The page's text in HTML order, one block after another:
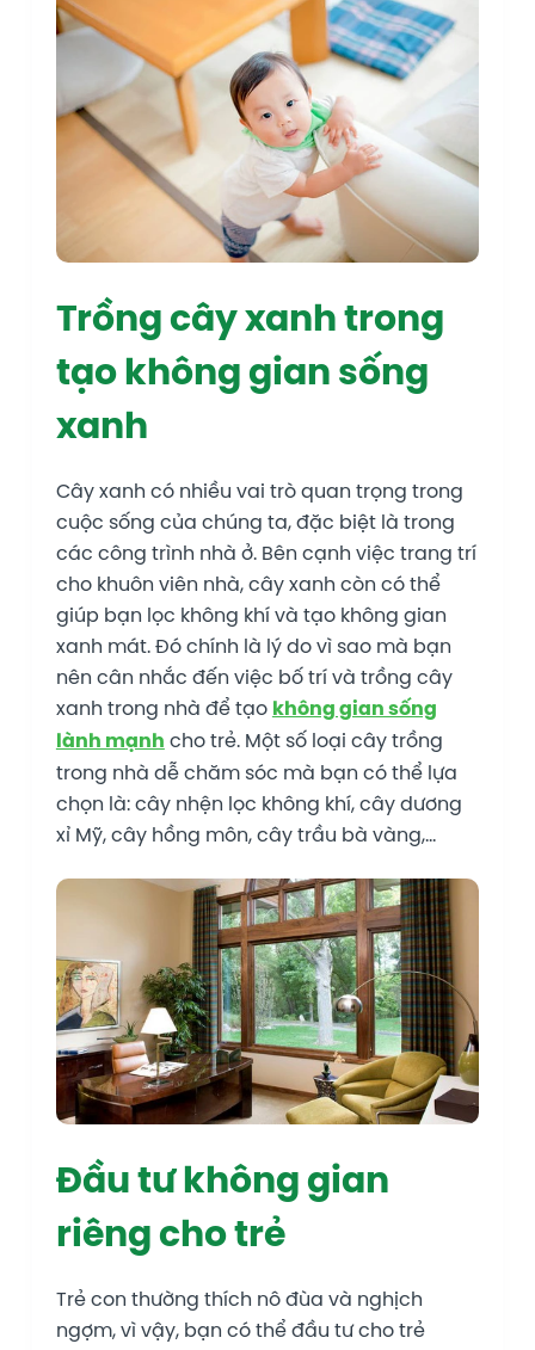
Trồng cây xanh trong
tạo không gian sống
xanh
Cây xanh có nhiều vai trò quan trọng trong
cuộc sống của chúng ta, đặc biệt là trong
các công trình nhà ở. Bên cạnh việc trang trí
cho khuôn viên nhà, cây xanh còn có thể
giúp bạn lọc không khí và tạo không gian
xanh mát. Đó chính là lý do vì sao mà bạn
nên cân nhắc đến việc bố trí và trồng cây
xanh trong nhà để tạokhông gian sống
lành mạnhcho trẻ. Một số loại cây trồng
trong nhà dễ chăm sóc mà bạn có thể lựa
chọn là: cây nhện lọc không khí, cây dương
xỉ Mỹ, cây hồng môn, cây trầu bà vàng,…
Đầu tư không gian
riêng cho trẻ
Trẻ con thường thích nô đùa và nghịch
ngợm, vì vậy, bạn có thể đầu tư cho trẻ